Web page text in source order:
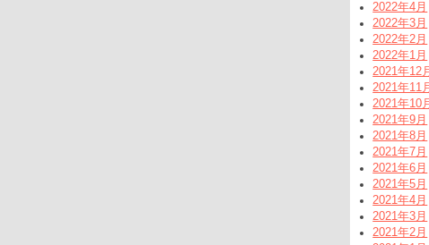
2022年4月
2022年3月
2022年2月
2022年1月
2021年12月
2021年11月
2021年10月
2021年9月
2021年8月
2021年7月
2021年6月
2021年5月
2021年4月
2021年3月
2021年2月